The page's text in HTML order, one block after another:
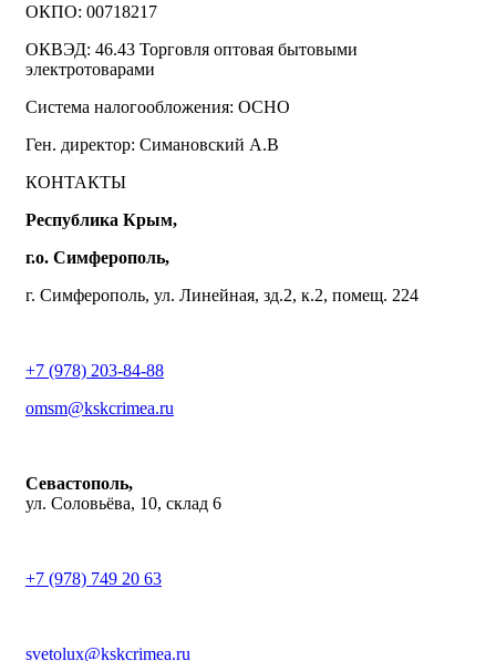
ОКПО: 00718217
ОКВЭД: 46.43 Торговля оптовая бытовыми
электротоварами
Система налогообложения: ОСНО
Ген. директор: Симановский А.В
КОНТАКТЫ
Республика Крым,
г.о. Симферополь,
г. Симферополь, ул. Линейная, зд.2, к.2, помещ. 224
+7 (978) 203-84-88
omsm@kskcrimea.ru
Севастополь,
ул. Соловьёва, 10, склад 6
+7 (978) 749 20 63
svetolux@kskcrimea.ru